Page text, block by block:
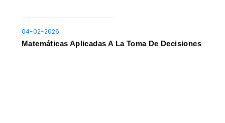
04-02-2026
Matemáticas Aplicadas A La Toma De Decisiones